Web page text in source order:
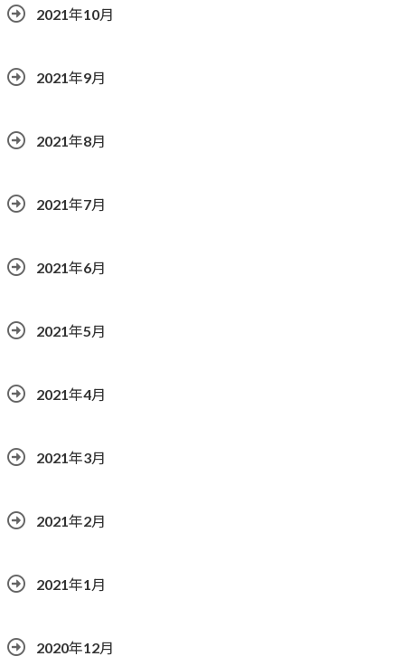
2021年10月
2021年9月
2021年8月
2021年7月
2021年6月
2021年5月
2021年4月
2021年3月
2021年2月
2021年1月
2020年12月